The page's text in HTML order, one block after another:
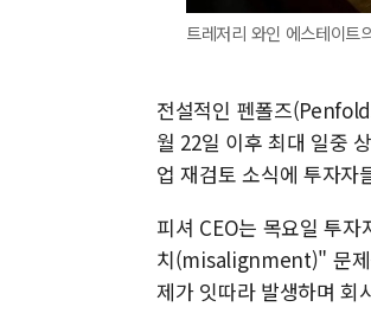
트레저리 와인 에스테이트
전설적인 펜폴즈
월 22일 이후 최대 일중
업 재검토 소식에 투자자
피셔 CEO는 목요일 투
치(misalignment)" 문제
제가 잇따라 발생하며 회